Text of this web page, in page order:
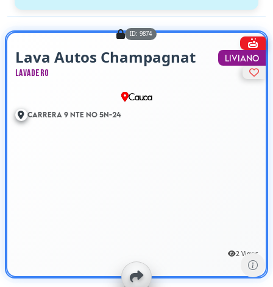
ID: 9874
Liviano
Lava Autos Champagnat
Lavadero
Cauca
Carrera 9 Nte No 5N-24
2 Views